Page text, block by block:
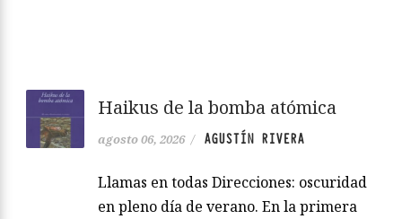
Haikus de la bomba atómica
agosto 06, 2026 / AGUSTÍN RIVERA
Llamas en todas Direcciones: oscuridad
en pleno día de verano. En la primera